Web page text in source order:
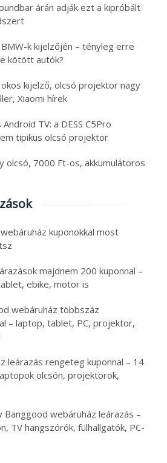
árán adják ezt a kipróbált
k kijelzőjén – tényleg erre
kötött autók?
kijelző, olcsó projektor nagy
Xiaomi hírek
TV: a DESS C5Pro
tipikus olcsó projektor
olcsó, 7000 Ft-os, akkumulátoros
kuponokkal most
majdnem 200 kuponnal –
ebike, motor is
webáruház többszáz
– laptop, tablet, PC, projektor,
leárazás rengeteg kuponnal – 14
olcsón, projektorok,
Banggood webáruház leárazás –
TV hangszórók, fülhallgatók, PC-